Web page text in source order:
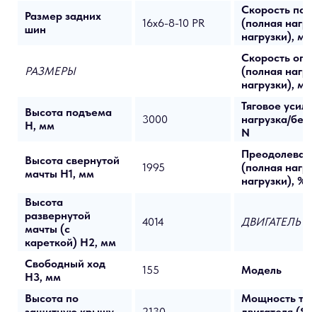
Размер задних
шин
16х6-8-10 PR
Скорость
(полная
нагрузки),
РАЗМЕРЫ
Скорость
(полная
нагрузки),
Высота подъема
H, мм
3000
Тяговое
нагрузка/без
N
Высота свернутой
мачты H1, мм
1995
(полная
нагрузки), %
Высота
развернутой
мачты (с
кареткой) H2, мм
4014 ДВИГАТЕЛЬ
Свободный ход
H3, мм
155 Модель
Высота по
Мощность